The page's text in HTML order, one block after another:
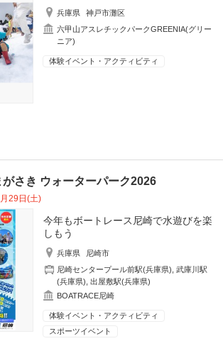
兵庫県
神戸市灘区
六甲山アスレチックパークGREENIA(グリー
ニア)
体験イベント・アクティビティ
さき ウォーターパーク2026
29日(土)
今年もボートレース尼崎で水遊びを楽
しもう
兵庫県
尼崎市
尼崎センタープール前駅(兵庫県),武庫川駅
(兵庫県),出屋敷駅(兵庫県)
BOATRACE尼崎
体験イベント・アクティビティ
スポーツイベント